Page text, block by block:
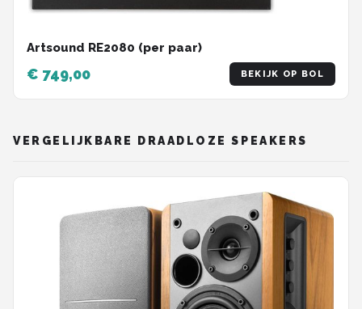
Artsound RE2080 (per paar)
€ 749,00 BEKIJK OP BOL
VERGELIJKBARE DRAADLOZE SPEAKERS